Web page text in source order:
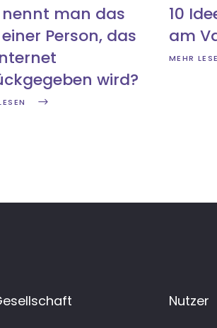
nennt man das
Person, das
wird?
10
am
MEHR
Nutzer